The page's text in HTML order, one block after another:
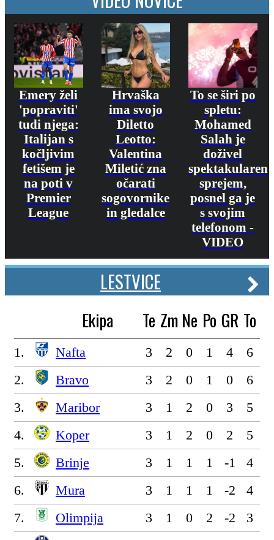
Emery želi
'popraviti'
tudi njega:
Italijan s
kočljivim
fetišem je
na poti v
Premier
League
Hrvaška
ima svojo
Diletto
Leotto:
Valentina
Miletić zna
očarati
sogovornike
in gledalce
To se širi po
spletu:
Mohamed
Salah je
doživel
spektakularen
sprejem,
posnel ga je
s svojim
telefonom -
VIDEO
LESTVICE
Ekipa Te Zm Ne Po GR To
1. Nafta 3 2 0 1 4
6
2.
Bravo 3 2 0 1 0
6
3.
Maribor 3 1 2 0 3
5
4.
Koper 3 1 2 0 2
5
5.
Brinje 3 1 1 1 -1
4
6.
Mura 3 1 1 1 -2
4
7.
Olimpija 3 1 0 2 -2
3